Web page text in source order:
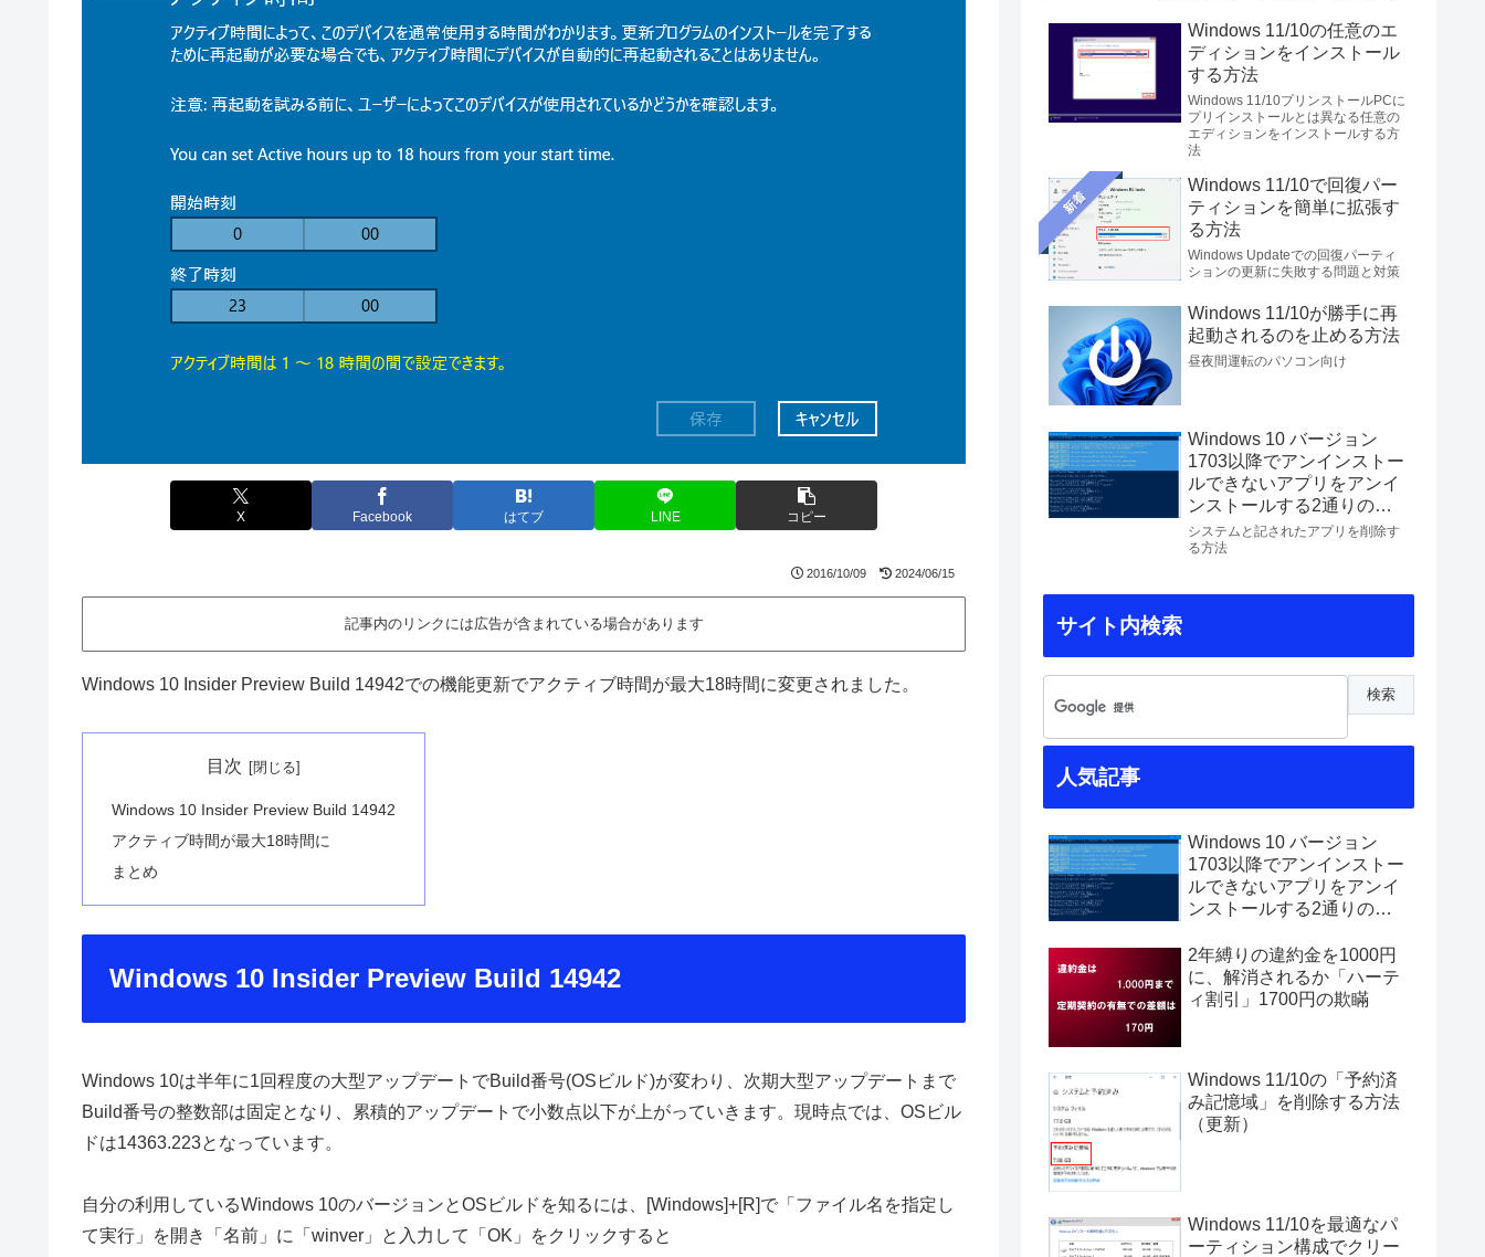
X Facebook はてブ LINE コピー
2016/10/09 2024/06/15
記事内のリンクには広告が含まれている場合があります
Windows 10 Insider Preview Build 14942での機能更新でアクティブ時間が最大18時間に変更されました。
目次
Windows 10 Insider Preview Build 14942
アクティブ時間が最大18時間に
まとめ
Windows 10 Insider Preview Build 14942
Windows 10は半年に1回程度の大型アップデートでBuild番号(OSビルド)が変わり、次期大型アップデートまで
Build番号の整数部は固定となり、累積的アップデートで小数点以下が上がっていきます。現時点では、OSビル
ドは14363.223となっています。
自分の利用しているWindows 10のバージョンとOSビルドを知るには、[Windows]+[R]で「ファイル名を指定し
て実行」を開き「名前」に「winver」と入力して「OK」をクリックすると
Windows 11/10の任意のエ
ディションをインストール
する方法
Windows 11/10プリンストールPCに
プリインストールとは異なる任意の
エディションをインストールする方
法
新着
Windows 11/10で回復パー
ティションを簡単に拡張す
る方法
Windows Updateでの回復パーティ
ションの更新に失敗する問題と対策
Windows 11/10が勝手に再
起動されるのを止める方法
昼夜間運転のパソコン向け
Windows 10 バージョン
1703以降でアンインストー
ルできないアプリをアンイ
ンストールする2通りの方
法
システムと記されたアプリを削除す
る方法
サイト内検索
人気記事
Windows 10 バージョン
1703以降でアンインストー
ルできないアプリをアンイ
ンストールする2通りの方
2年縛りの違約金を1000円
に、解消されるか「ハーテ
ィ割引」1700円の欺瞞
Windows 11/10の「予約済
み記憶域」を削除する方法
（更新）
Windows 11/10を最適なパ
ーティション構成でクリー